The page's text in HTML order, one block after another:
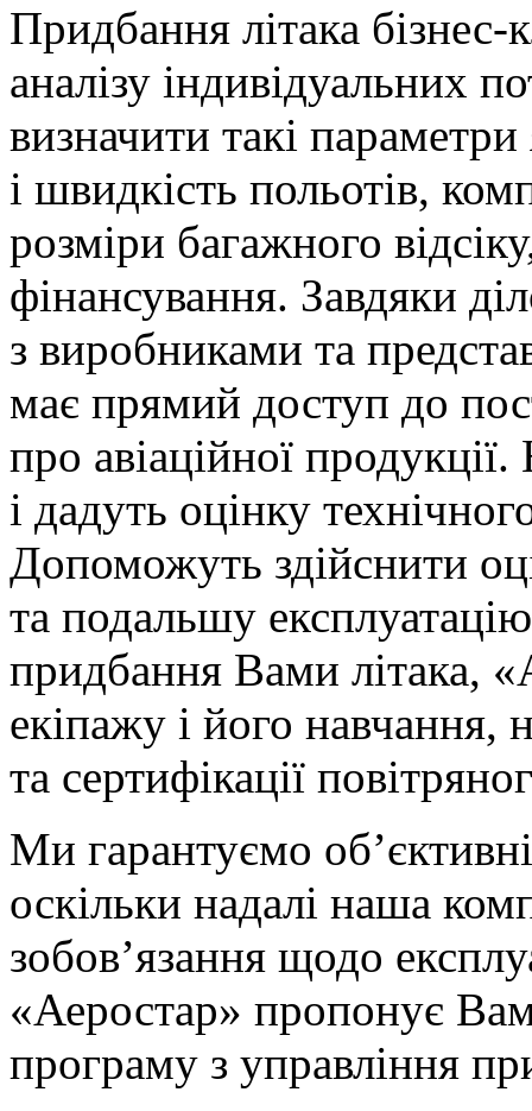
Придбання літака бізнес-
аналізу індивідуальних
визначити такі
і швидкість польотів,
розміри багажного
фінансування. Завдяки
з виробниками та
має прямий доступ до
про авіаційної
і дадуть оцінку
Допоможуть здійснити
та подальшу
придбання Вами літака,
екіпажу і його навчання,
та сертифікації
Ми гарантуємо
оскільки надалі наша
зобов’язання щодо
«Аеростар» пропонує
програму з управління